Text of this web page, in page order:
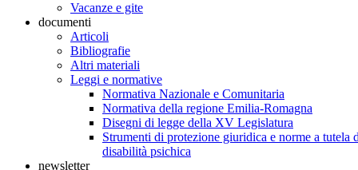
Vacanze e gite
documenti
Articoli
Bibliografie
Altri materiali
Leggi e normative
Normativa Nazionale e Comunitaria
Normativa della regione Emilia-Romagna
Disegni di legge della XV Legislatura
Strumenti di protezione giuridica e norme a tutela
disabilità psichica
newsletter